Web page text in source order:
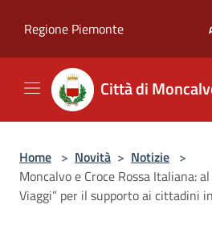
Regione Piemonte
Città di
Home > Novità > Notizie >
Moncalvo e Croce Rossa Italiana:
Viaggi” per il supporto ai cittadini